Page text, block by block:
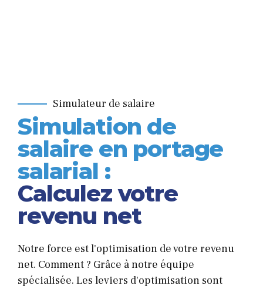
Simulateur de salaire
Simulation de
salaire en portage
salarial :
Calculez votre
revenu net
Notre force est l'optimisation de votre revenu
net. Comment ? Grâce à notre équipe
spécialisée. Les leviers d'optimisation sont